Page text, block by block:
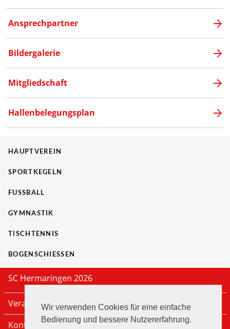
Wir verwenden Cookies für eine einfache
Bedienung und bessere Nutzererfahrung.
Ansprechpartner
Bildergalerie
Mitgliedschaft
Hallenbelegungsplan
HAUPTVEREIN
SPORTKEGELN
FUSSBALL
GYMNASTIK
TISCHTENNIS
BOGENSCHIESSEN
SC Hermaringen 2026
Veranstaltungen
Kontakt